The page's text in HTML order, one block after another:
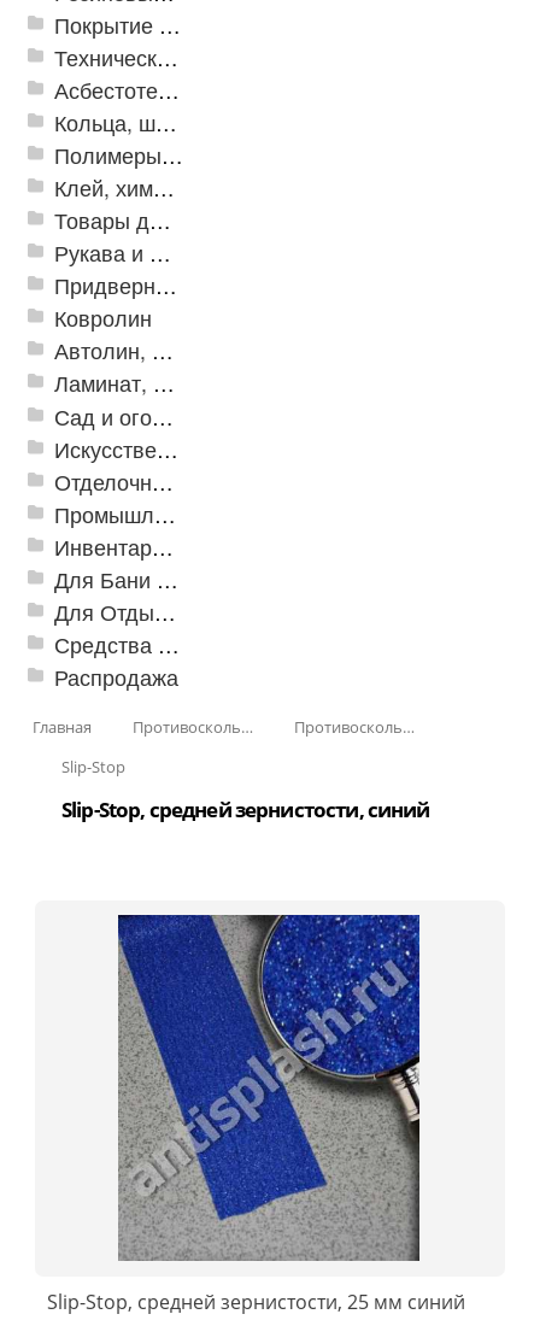
Покрытие из резиновой крошки
Техническая резина
Асбестотехнические и теплоизоляционные материалы
Кольца, шайбы, манжеты
Полимеры и пластики
Клей, химия, сопутствующие товары
Товары для дома
Рукава и шланги промышленные
Придверные решетки
Ковролин
Автолин, Транслин, Линолеум
Ламинат, Кварцвиниловая плитка SPC
Сад и огород
Искусственная трава
Отделочные профили
Промышленный текстиль
Инвентарь для клининга
Для Бани и Сауны
Для Отдыха и Пикника
Средства от насекомых и садовых вредителей
Распродажа
Главная Противоскользящая защита для лестниц, профили, ленты
Противоскользящие ленты
Slip-Stop
Slip-Stop, средней зернистости, синий
Slip-Stop, средней зернистости, 25 мм синий